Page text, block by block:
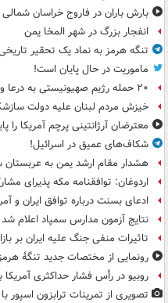
بارش باران در فاروج خراسان شمالی
انفجار بزرگ در شهر المخا یمن
تنگه هرمز به نماد یک تحقیر
ماموریت در حال پایان است!
۲۰ حمله رژیم صهیونیستی به درعا و قنیطره در یک هفته
خیزش مردم لبنان علیه دولت
معترضان آرژانتینی پرچم آمریکا را
شکاف‌های عمیق در اسرائیل!
هشدار مقام ارشد یمن به
اردوغان: توافقنامه مکه پذیرای
ادعای بسنت درباره توافق ایران و
نتایج آزمون مدارس سمپاد اعلام شد
تاثیرات منفی جنگ علیه ایران بر
رونمایی از مختصات جدید تنگۀ هرمز
روبیو در رأس فشار حداکثری آمریکا
تصویری از تمرینات ترابزون اسپور